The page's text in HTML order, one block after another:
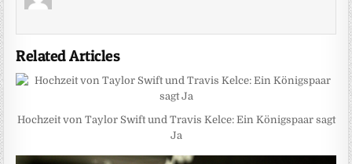
Related Articles
Hochzeit von Taylor Swift und Travis Kelce: Ein Königspaar sagt
Ja